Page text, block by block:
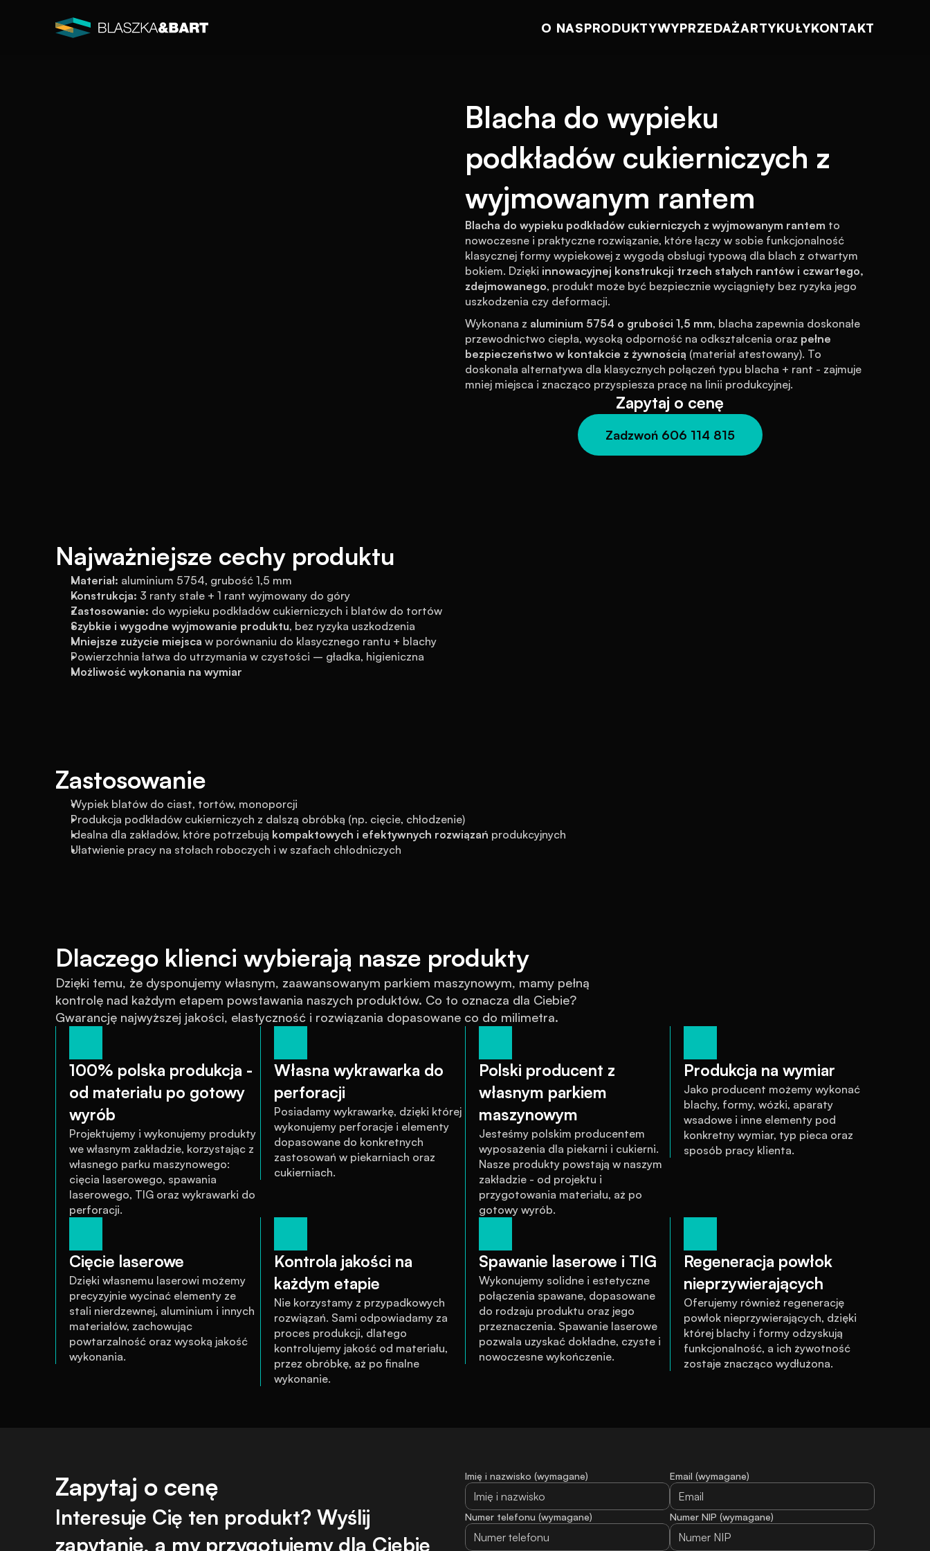
O NASPRODUKTYWYPRZEDAŻARTYKUŁYKONTAKT
Blacha do wypieku
podkładów cukierniczych z
wyjmowanym rantem
Blacha do wypieku podkładów cukierniczych z wyjmowanym rantem to
nowoczesne i praktyczne rozwiązanie, które łączy w sobie funkcjonalność
klasycznej formy wypiekowej z wygodą obsługi typową dla blach z otwartym
bokiem. Dzięki innowacyjnej konstrukcji trzech stałych rantów i czwartego,
zdejmowanego, produkt może być bezpiecznie wyciągnięty bez ryzyka jego
uszkodzenia czy deformacji.
Wykonana z aluminium 5754 o grubości 1,5 mm, blacha zapewnia doskonałe
przewodnictwo ciepła, wysoką odporność na odkształcenia oraz pełne
bezpieczeństwo w kontakcie z żywnością (materiał atestowany). To
doskonała alternatywa dla klasycznych połączeń typu blacha + rant - zajmuje
mniej miejsca i znacząco przyspiesza pracę na linii produkcyjnej.
Zapytaj o cenę
Zadzwoń 606 114 815
Najważniejsze cechy produktu
Materiał: aluminium 5754, grubość 1,5 mm
Konstrukcja: 3 ranty stałe + 1 rant wyjmowany do góry
Zastosowanie: do wypieku podkładów cukierniczych i blatów do tortów
Szybkie i wygodne wyjmowanie produktu, bez ryzyka uszkodzenia
Mniejsze zużycie miejsca w porównaniu do klasycznego rantu + blachy
Powierzchnia łatwa do utrzymania w czystości – gładka, higieniczna
Możliwość wykonania na wymiar
Zastosowanie
Wypiek blatów do ciast, tortów, monoporcji
Produkcja podkładów cukierniczych z dalszą obróbką (np. cięcie, chłodzenie)
Idealna dla zakładów, które potrzebują kompaktowych i efektywnych rozwiązań produkcyjnych
Ułatwienie pracy na stołach roboczych i w szafach chłodniczych
Dlaczego klienci wybierają nasze produkty
Dzięki temu, że dysponujemy własnym, zaawansowanym parkiem maszynowym, mamy pełną
kontrolę nad każdym etapem powstawania naszych produktów. Co to oznacza dla Ciebie?
Gwarancję najwyższej jakości, elastyczność i rozwiązania dopasowane co do milimetra.
100% polska produkcja -
od materiału po gotowy
wyrób
Projektujemy i wykonujemy produkty
we własnym zakładzie, korzystając z
własnego parku maszynowego:
cięcia laserowego, spawania
laserowego, TIG oraz wykrawarki do
perforacji.
Własna wykrawarka do
perforacji
Posiadamy wykrawarkę, dzięki której
wykonujemy perforacje i elementy
dopasowane do konkretnych
zastosowań w piekarniach oraz
cukierniach.
Polski producent z
własnym parkiem
maszynowym
Jesteśmy polskim producentem
wyposażenia dla piekarni i cukierni.
Nasze produkty powstają w naszym
zakładzie - od projektu i
przygotowania materiału, aż po
gotowy wyrób.
Produkcja na wymiar
Jako producent możemy wykonać
blachy, formy, wózki, aparaty
wsadowe i inne elementy pod
konkretny wymiar, typ pieca oraz
sposób pracy klienta.
Cięcie laserowe
Dzięki własnemu laserowi możemy
precyzyjnie wycinać elementy ze
stali nierdzewnej, aluminium i innych
materiałów, zachowując
powtarzalność oraz wysoką jakość
wykonania.
Kontrola jakości na
każdym etapie
Nie korzystamy z przypadkowych
rozwiązań. Sami odpowiadamy za
proces produkcji, dlatego
kontrolujemy jakość od materiału,
przez obróbkę, aż po finalne
wykonanie.
Spawanie laserowe i TIG
Wykonujemy solidne i estetyczne
połączenia spawane, dopasowane
do rodzaju produktu oraz jego
przeznaczenia. Spawanie laserowe
pozwala uzyskać dokładne, czyste i
nowoczesne wykończenie.
Regeneracja powłok
nieprzywierających
Oferujemy również regenerację
powłok nieprzywierających, dzięki
której blachy i formy odzyskują
funkcjonalność, a ich żywotność
zostaje znacząco wydłużona.
Zapytaj o cenę
Interesuje Cię ten produkt? Wyślij
zapytanie, a my przygotujemy dla Ciebie
Imię i nazwisko (wymagane) Email (wymagane)
Numer telefonu (wymagane) Numer NIP (wymagane)